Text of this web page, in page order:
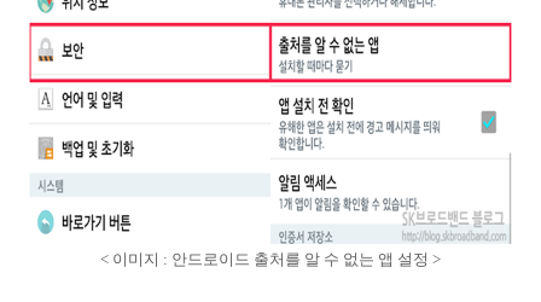
< 이미지 : 안드로이드 출처를 알 수 없는 앱 설정 >